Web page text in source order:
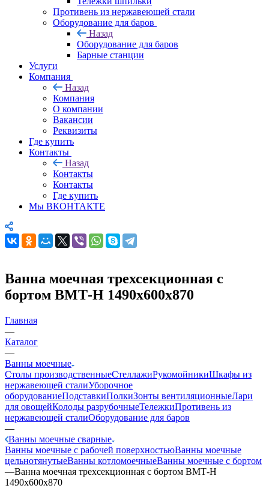
Противень из нержавеющей стали
Оборудование для баров
Назад
Оборудование для баров
Барные станции
Услуги
Компания
Назад
Компания
О компании
Вакансии
Реквизиты
Где купить
Контакты
Назад
Контакты
Контакты
Где купить
Мы ВКОНТАКТЕ
Ванна моечная трехсекционная с
бортом ВМТ-Н 1490х600х870
Главная
—
Каталог
—
Ванны моечные
Столы производственныеСтеллажиРукомойникиШкафы из
нержавеющей сталиУборочное
оборудованиеПодставкиПолкиЗонты вентиляционныеЛари
для овощейКолоды разрубочныеТележкиПротивень из
нержавеющей сталиОборудование для баров
—
Ванны моечные сварные
Ванны моечные с рабочей поверхностьюВанны моечные
цельнотянутыеВанны котломоечныеВанны моечные с бортом
—Ванна моечная трехсекционная с бортом ВМТ-Н
1490х600х870